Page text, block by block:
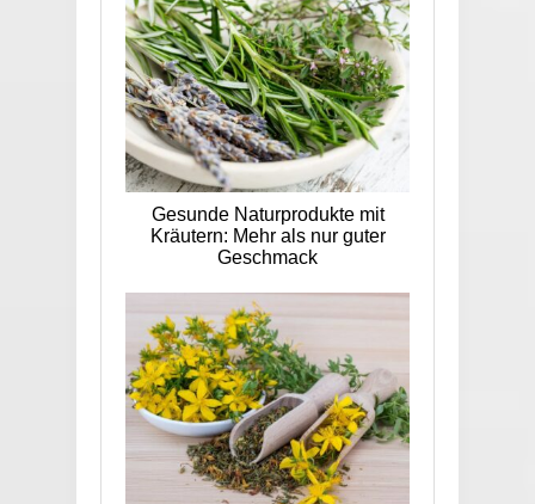
Gesunde Naturprodukte mit
Kräutern: Mehr als nur guter
Geschmack